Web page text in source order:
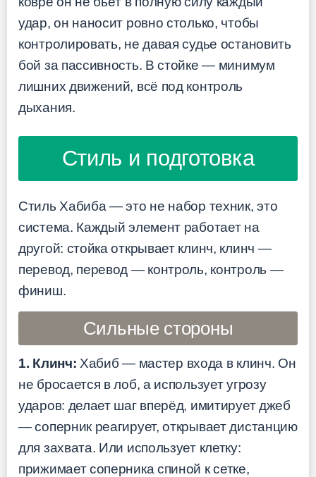
удар, он наносит ровно столько, чтобы
контролировать, не давая судье остановить
бой за пассивность. В стойке — минимум
лишних движений, всё под контроль
дыхания.
Стиль и подготовка
Стиль Хабиба — это не набор техник, это
система. Каждый элемент работает на
другой: стойка открывает клинч, клинч —
перевод, перевод — контроль, контроль —
финиш.
Сильные стороны
1. Клинч: Хабиб — мастер входа в клинч. Он
не бросается в лоб, а использует угрозу
ударов: делает шаг вперёд, имитирует джеб
— соперник реагирует, открывает дистанцию
для захвата. Или использует клетку:
прижимает соперника спиной к сетке,